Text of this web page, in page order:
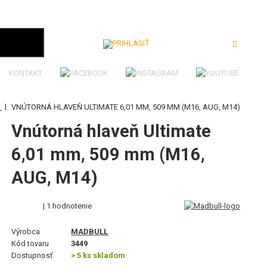
KONTAKT
| VNÚTORNÁ HLAVEŇ ULTIMATE 6,01 MM, 509 MM (M16, AUG, M14)
Vnútorná hlaveň Ultimate
6,01 mm, 509 mm (M16,
AUG, M14)
| 1 hodnotenie
Výrobca
MADBULL
Kód tovaru
3449
Dostupnosť
> 5 ks skladom